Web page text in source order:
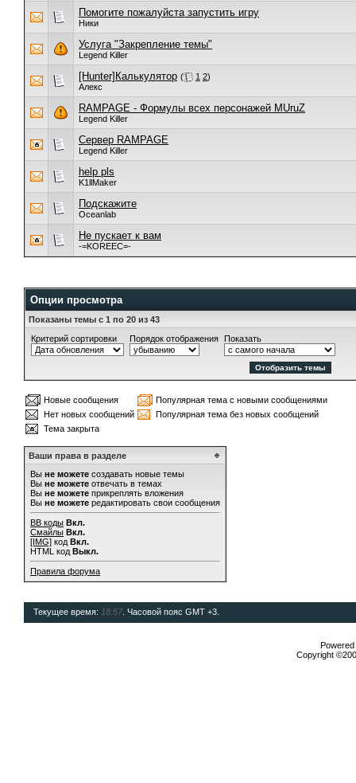
Помогите пожалуйста запустить игру
Ники
Услуга "Закрепление темы"
Legend Killer
[Hunter]Калькулятор ( 1 2)
Алекс
RAMPAGE - Формулы всех персонажей MUruZ
Legend Killer
Cервер RAMPAGE
Legend Killer
help pls
K1llMaker
Подскажите
Oceanlab
Не пускает к вам
-=KOREEC=-
Опции просмотра
Показаны темы с 1 по 20 из 43
Критерий сортировки
Порядок отображения Показать
Новые сообщения
Популярная тема с новыми сообщениями
Нет новых сообщений
Популярная тема без новых сообщений
Тема закрыта
Ваши права в разделе
Вы не можете создавать новые темы
Вы не можете отвечать в темах
Вы не можете прикреплять вложения
Вы не можете редактировать свои сообщения
BB коды Вкл.
Смайлы Вкл.
[IMG] код Вкл.
HTML код Выкл.
Правила форума
Текущее время: 18:57. Часовой пояс GMT +3.
Copyright